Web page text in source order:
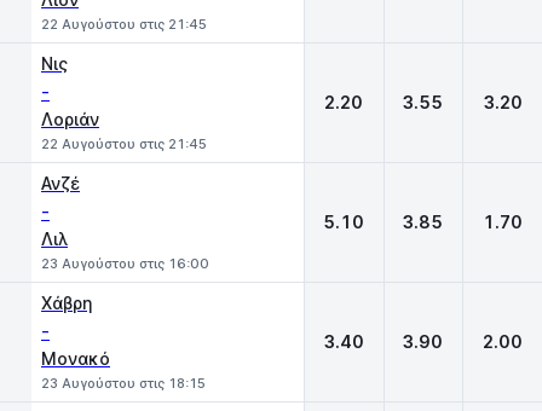
22 Αυγούστου στις 21:45
Νις
-
Λοριάν
22 Αυγούστου στις 21:45
2.20 3.55 3.20
Ανζέ
-
Λιλ
23 Αυγούστου στις 16:00
5.10 3.85 1.70
Χάβρη
-
Μονακό
23 Αυγούστου στις 18:15
3.40 3.90 2.00